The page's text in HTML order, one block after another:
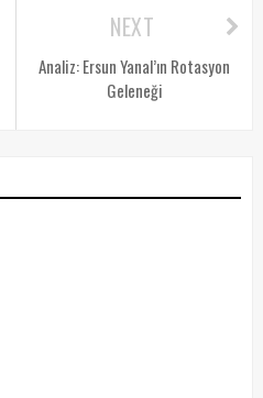
NEXT
Analiz: Ersun Yanal’ın Rotasyon
Geleneği